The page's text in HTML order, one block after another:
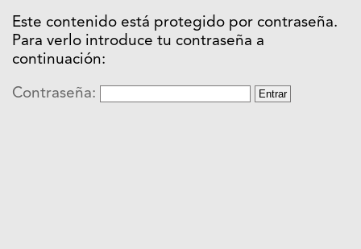
Este contenido está protegido por contraseña.
Para verlo introduce tu contraseña a
continuación:
Contraseña: